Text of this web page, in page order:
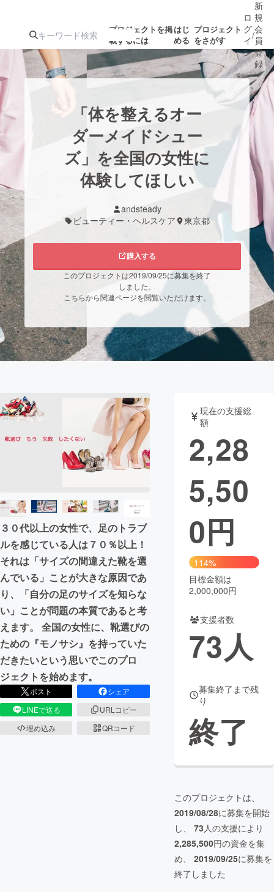
プロジェクトを掲
載するには
はじ
める
プロジェクト
をさがす
人気のプロ
ジェクト
注目のリ
ターン
注目の新着プロ
ジェクト
ロジェクト
もうすぐ公開
されます
アート・写真 音楽
ゲーム・
書籍・雑誌
チャレンジ
まちづくり・地域活性化
CAMPFIRE for Social Good CAMPFIRE Creation
CAMPFIREふるさと納税machi-ya
ロ
グ
イ
ン
/
新
規
会
員
登
録
「体を整えるオー
ダーメイドシュー
ズ」を全国の女性に
体験してほしい
andsteady
ビューティー・ヘルスケア
東京都
購入する
このプロジェクトは2019/09/25に募集を終了
しました。
こちらから関連ページを閲覧いただけます。
３０代以上の女性で、足のトラブ
ルを感じている人は７０％以上！
それは「サイズの間違えた靴を選
んでいる」ことが大きな原因であ
り、「自分の足のサイズを知らな
い」ことが問題の本質であると考
えます。 全国の女性に、靴選びの
ための『モノサシ』を持っていた
だきたいという思いでこのプロ
ジェクトを始めます。
ポスト
シェア
LINEで送る
URLコピー
埋め込み
QRコード
現在の支援総
額
2,28
5,50
0円
114%
目標金額は
2,000,000円
支援者数
73人
募集終了まで残
り
終了
このプロジェクトは、
2019/08/28に募集を開始
し、 73人の支援により
2,285,500円の資金を集
め、 2019/09/25に募集を
終了しました